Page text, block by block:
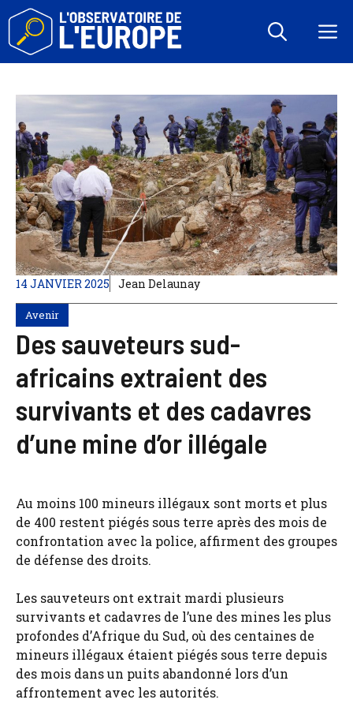
Aller
contenu
14 JANVIER 2025 Jean Delaunay
Avenir
Des sauveteurs sud-
africains extraient des
survivants et des cadavres
d’une mine d’or illégale
Au moins 100 mineurs illégaux sont morts et plus
de 400 restent piégés sous terre après des mois de
confrontation avec la police, affirment des groupes
de défense des droits.
Les sauveteurs ont extrait mardi plusieurs
survivants et cadavres de l’une des mines les plus
profondes d’Afrique du Sud, où des centaines de
mineurs illégaux étaient piégés sous terre depuis
des mois dans un puits abandonné lors d’un
affrontement avec les autorités.